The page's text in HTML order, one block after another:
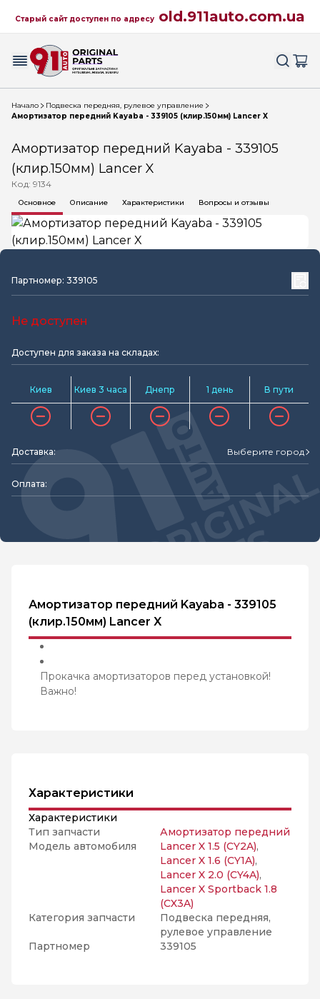
Старый сайт доступен по адресу old.911auto.com.ua
Начало
Подвеска передняя, рулевое управление
Амортизатор передний Kayaba - 339105 (клир.150мм) Lancer X
Амортизатор передний Kayaba - 339105
(клир.150мм) Lancer X
Код: 9134
Основное Описание Характеристики Вопросы и отзывы
Партномер: 339105
Не доступен
Доступен для заказа на складах:
Киев Киев 3 часа Днепр 1 день В пути
Доставка: Выберите город
Оплата:
Амортизатор передний Kayaba - 339105
(клир.150мм) Lancer X
Прокачка амортизаторов перед установкой!
Важно!
Характеристики
Характеристики
Тип запчасти
Амортизатор передний
Модель автомобиля
Lancer X 1.5 (CY2A),
Lancer X 1.6 (CY1A),
Lancer X 2.0 (CY4A),
Lancer X Sportback 1.8
(CX3A)
Категория запчасти
Подвеска передняя,
рулевое управление
Партномер
339105